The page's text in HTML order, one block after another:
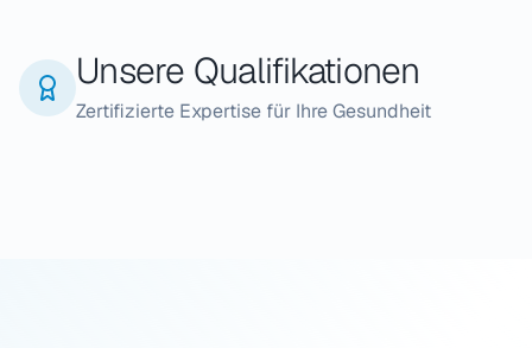
Unsere Qualifikationen
Zertifizierte Expertise für Ihre Gesundheit